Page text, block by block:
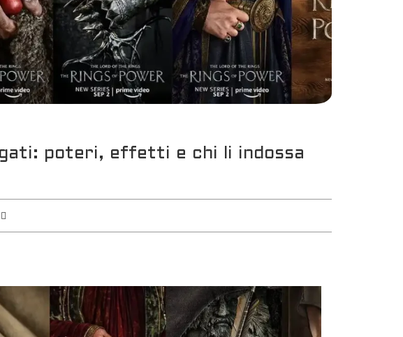
poteri, effetti e chi li indossa